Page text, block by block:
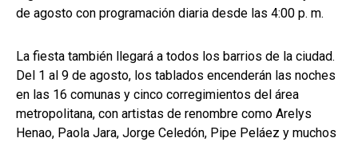
de agosto con programación diaria desde las 4:00 p. m.
La fiesta también llegará a todos los barrios de la ciudad.
Del 1 al 9 de agosto, los tablados encenderán las noches
en las 16 comunas y cinco corregimientos del área
metropolitana, con artistas de renombre como Arelys
Henao, Paola Jara, Jorge Celedón, Pipe Peláez y muchos